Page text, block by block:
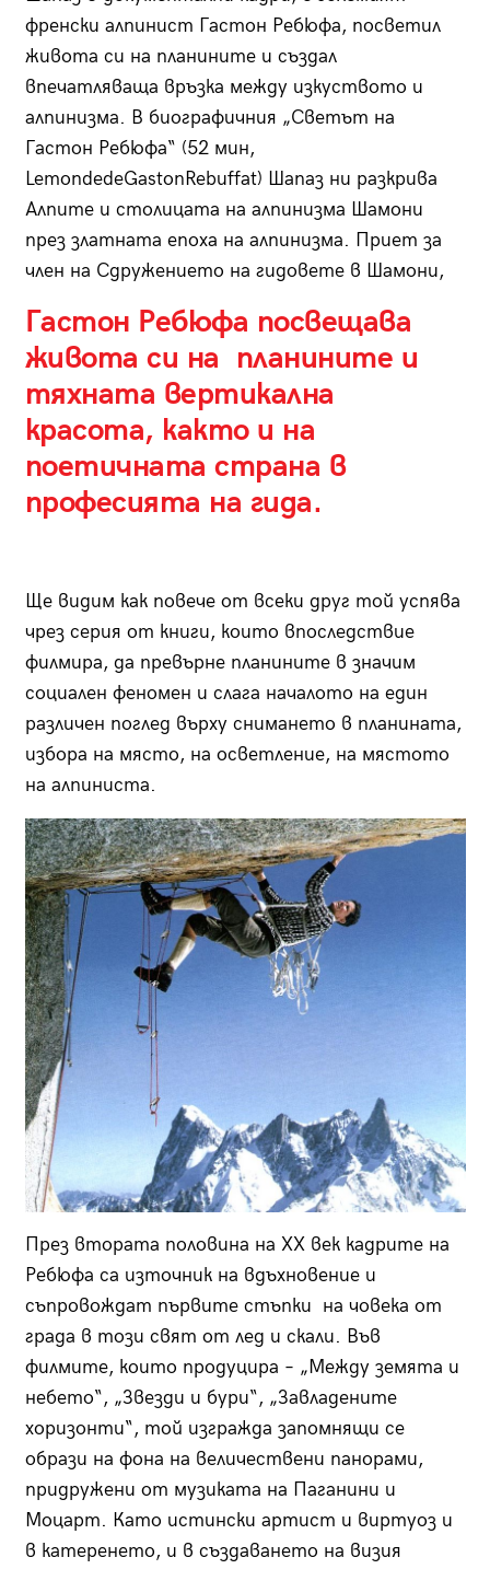
френски алпинист Гастон Ребюфа, посветил
живота си на планините и създал
впечатляваща връзка между изкуството и
алпинизма. В биографичния „Светът на
Гастон Ребюфа“ (52 мин,
LemondedeGastonRebuffat) Шапаз ни разкрива
Алпите и столицата на алпинизма Шамони
през златната епоха на алпинизма. Приет за
член на Сдружението на гидовете в Шамони,
Гастон Ребюфа посвещава
живота си на планините и
тяхната вертикална
красота, както и на
поетичната страна в
професията на гида.
Ще видим как повече от всеки друг той успява
чрез серия от книги, които впоследствие
филмира, да превърне планините в значим
социален феномен и слага началото на един
различен поглед върху снимането в планината,
избора на място, на осветление, на мястото
на алпиниста.
През втората половина на ХХ век кадрите на
Ребюфа са източник на вдъхновение и
съпровождат първите стъпки на човека от
града в този свят от лед и скали. Във
филмите, които продуцира – „Между земята и
небето“, „Звезди и бури“, „Завладените
хоризонти“, той изгражда запомнящи се
образи на фона на величествени панорами,
придружени от музиката на Паганини и
Моцарт. Като истински артист и виртуоз и
в катеренето, и в създаването на визия